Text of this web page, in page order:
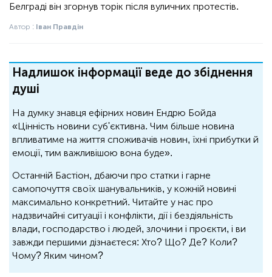
Белграді він згорнув торік після вуличних протестів.
Автор : Іван Правдін
Надлишок інформації веде до збіднення
душі
На думку знавця ефірних новин Ендрю Бойда
«Цінність новини суб'єктивна. Чим більше новина
впливатиме на життя споживачів новин, їхні прибутки й
емоції, тим важливішою вона буде».
Останній Бастіон, дбаючи про статки і гарне
самопочуття своїх шанувальників, у кожній новині
максимально конкретний. Читайте у нас про
надзвичайні ситуації і конфлікти, дії і бездіяльність
влади, господарство і людей, злочини і проєкти, і ви
завжди першими дізнаєтеся: Хто? Що? Де? Коли?
Чому? Яким чином?